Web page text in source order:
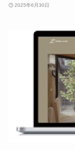
2025年6月30日